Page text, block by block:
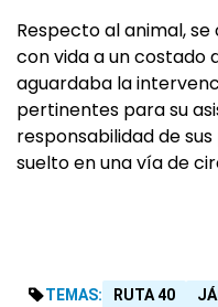
Respecto al animal,
con vida a un costado
aguardaba la
pertinentes para su
responsabilidad de
suelto en una vía de
TEMAS: RUTA 40